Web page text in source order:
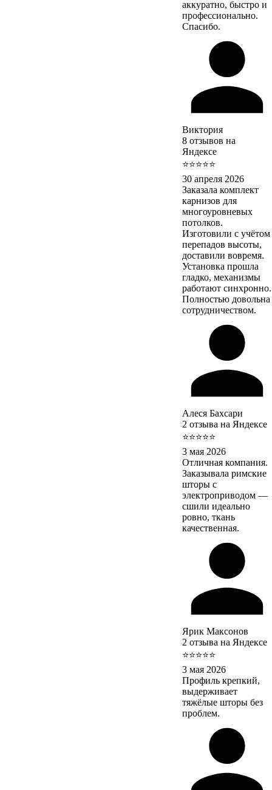
аккуратно, быстро и
профессионально.
Спасибо.
Виктория
8 отзывов на
Яндексе
⭐⭐⭐⭐⭐
30 апреля 2026
Заказала комплект
карнизов для
многоуровневых
потолков.
Изготовили с учётом
перепадов высоты,
доставили вовремя.
Установка прошла
гладко, механизмы
работают синхронно.
Полностью довольна
сотрудничеством.
Алеся Бахсари
2 отзыва на Яндексе
⭐⭐⭐⭐⭐
3 мая 2026
Отличная компания.
Заказывала римские
шторы с
электроприводом —
сшили идеально
ровно, ткань
качественная.
Ярик Максонов
2 отзыва на Яндексе
⭐⭐⭐⭐⭐
3 мая 2026
Профиль крепкий,
выдерживает
тяжёлые шторы без
проблем.